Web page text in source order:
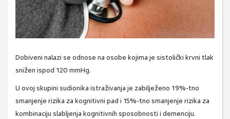
Dobiveni nalazi se odnose na osobe kojima je sistolički krvni tlak
snižen ispod 120 mmHg.
U ovoj skupini sudionika istraživanja je zabilježeno 19%-tno
smanjenje rizika za kognitivni pad i 15%-tno smanjenje rizika za
kombinaciju slabljenja kognitivnih sposobnosti i demenciju.